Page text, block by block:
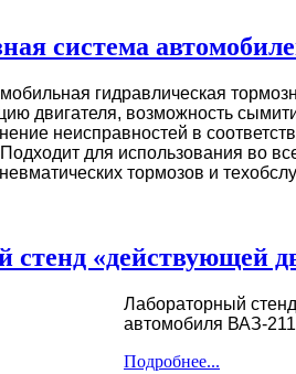
система
гидравлическая
двигателя, возможность
неисправностей в
для использования во
тормозов и
стенд «действующей
Лабораторный
автомобиля ВАЗ-
Подробнее...